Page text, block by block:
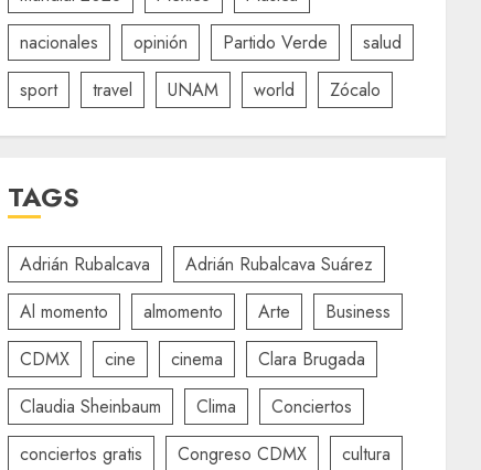
nacionales
opinión Partido Verde
salud
sport
travel UNAM world Zócalo
TAGS
Adrián Rubalcava
Adrián Rubalcava Suárez
Al momento
almomento Arte
Business
CDMX
cine cinema
Clara Brugada
Claudia Sheinbaum
Clima
Conciertos
conciertos gratis
Congreso CDMX
cultura